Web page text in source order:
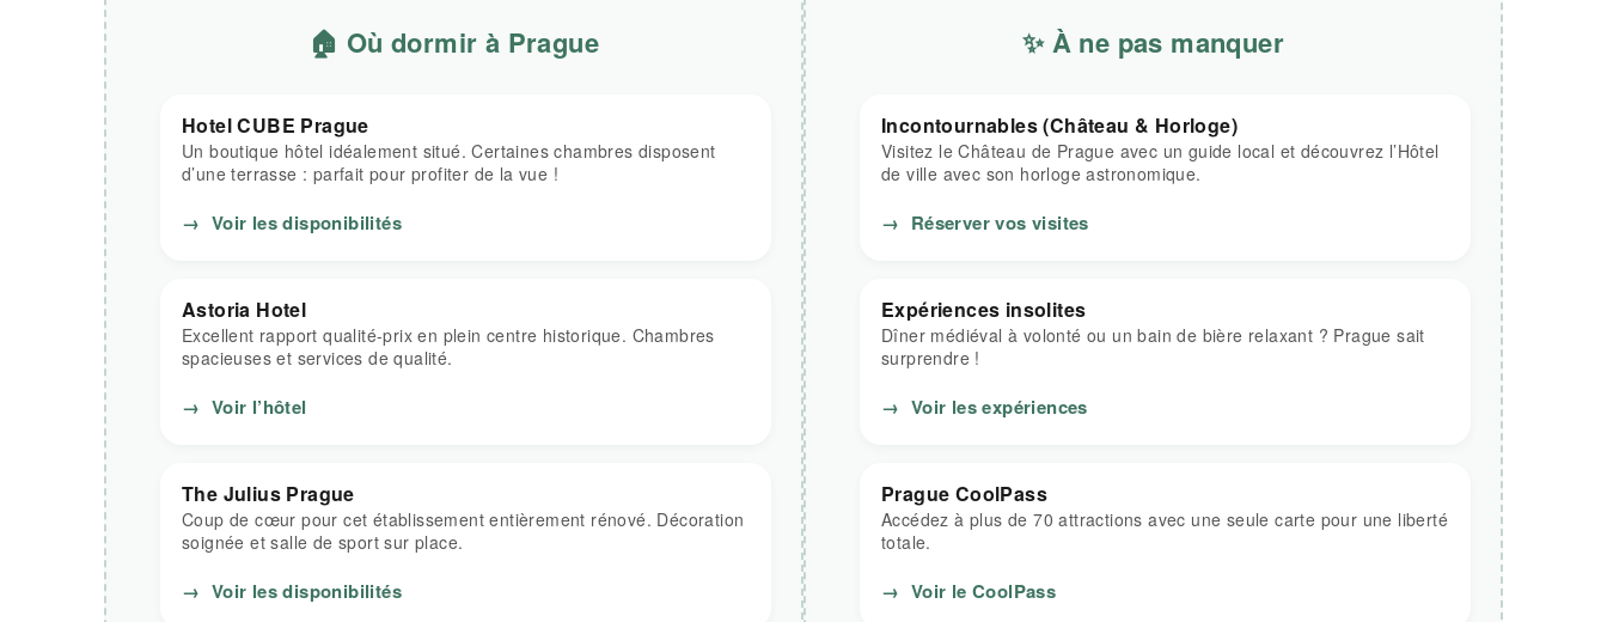
🏠 Où dormir à Prague
Hotel CUBE Prague
Un boutique hôtel idéalement situé. Certaines chambres disposent
d’une terrasse : parfait pour profiter de la vue !
→ Voir les disponibilités
Astoria Hotel
Excellent rapport qualité-prix en plein centre historique. Chambres
spacieuses et services de qualité.
→ Voir l’hôtel
The Julius Prague
Coup de cœur pour cet établissement entièrement rénové. Décoration
soignée et salle de sport sur place.
→ Voir les disponibilités
✨ À ne pas manquer
Incontournables (Château & Horloge)
Visitez le Château de Prague avec un guide local et découvrez l’Hôtel
de ville avec son horloge astronomique.
→ Réserver vos visites
Expériences insolites
Dîner médiéval à volonté ou un bain de bière relaxant ? Prague sait
surprendre !
→ Voir les expériences
Prague CoolPass
Accédez à plus de 70 attractions avec une seule carte pour une liberté
totale.
→ Voir le CoolPass